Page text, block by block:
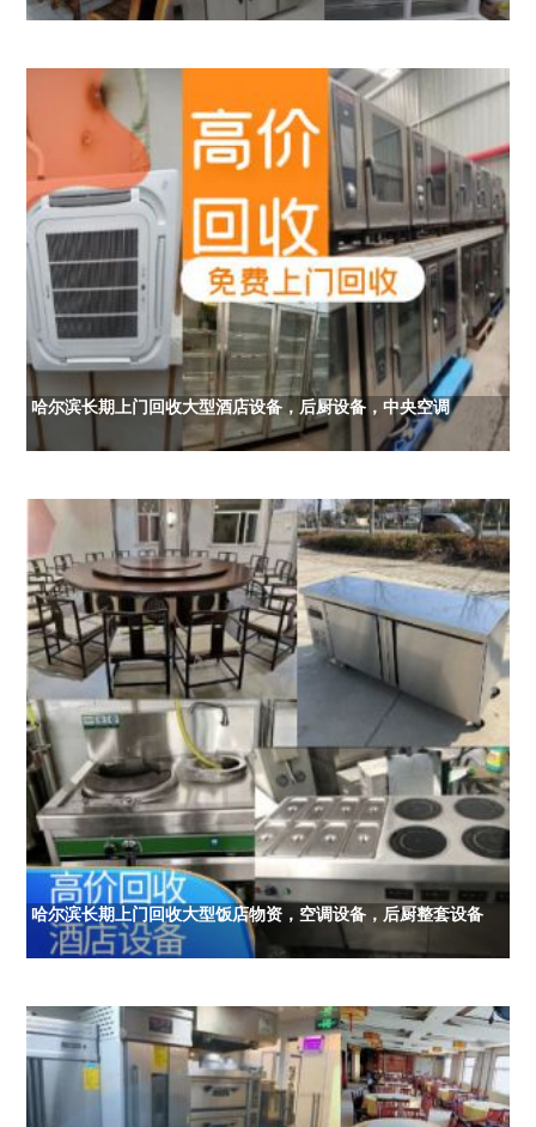
哈尔滨长期上门回收大型酒店设备，后厨设备，中央空调
哈尔滨长期上门回收大型饭店物资，空调设备，后厨整套设备